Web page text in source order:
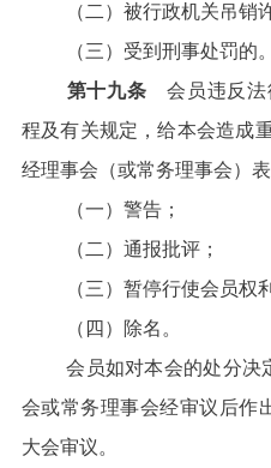
（二）被行政机关吊销
（三）受到刑事处罚的。
第十九条会员违反
程及有关规定，给本会造成
经理事会（或常务理事会）
（一）警告；
（二）通报批评；
（三）暂停行使会员权
（四）除名。
会员如对本会的处分决
会或常务理事会经审议后作
大会审议。